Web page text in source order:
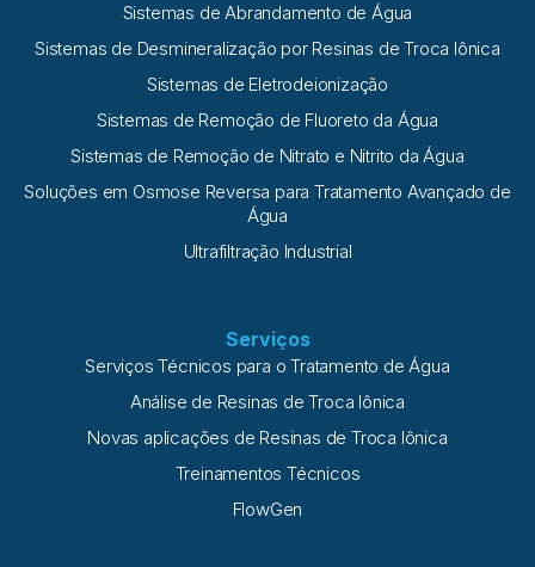
Sistemas de Abrandamento de Água
Sistemas de Desmineralização por Resinas de Troca Iônica
Sistemas de Eletrodeionização
Sistemas de Remoção de Fluoreto da Água
Sistemas de Remoção de Nitrato e Nitrito da Água
Soluções em Osmose Reversa para Tratamento Avançado de
Água
Ultrafiltração Industrial
Serviços
Serviços Técnicos para o Tratamento de Água
Análise de Resinas de Troca Iônica
Novas aplicações de Resinas de Troca Iônica
Treinamentos Técnicos
FlowGen